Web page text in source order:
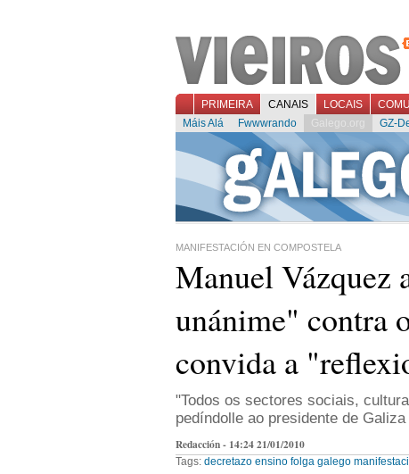
PRIMEIRA CANAIS LOCAIS
Máis Alá
Fwwwrando Galego.org GZ-
MANIFESTACIÓN EN COMPOSTELA
Manuel Vázquez
unánime" contra
convida a
"Todos os sectores sociais,
pedíndolle ao presidente de
Redacción - 14:24 21/01/2010
Tags: decretazo ensino folga galego